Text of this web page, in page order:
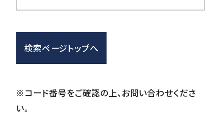
検索ページトップへ
※コード番号をご確認の上、お問い合わせくださ
い。